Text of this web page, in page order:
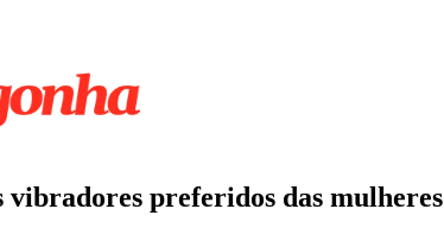
vibradores preferidos das mulheres